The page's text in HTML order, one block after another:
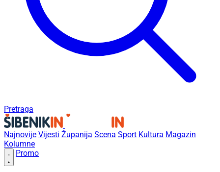
Pretraga
Najnovije Vijesti Županija Scena Sport Kultura Magazin
Kolumne
Promo